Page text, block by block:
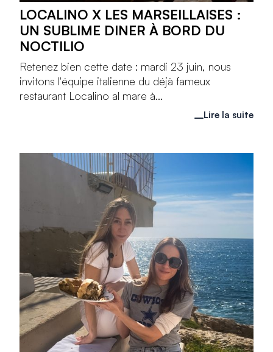
LOCALINO X LES MARSEILLAISES :
UN SUBLIME DINER À BORD DU
NOCTILIO
Retenez bien cette date : mardi 23 juin, nous
invitons l'équipe italienne du déjà fameux
restaurant Localino al mare à...
Lire la suite